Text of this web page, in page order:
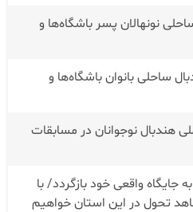
نونهالان پسر باشگاه‌ها و
ساحلی بانوان باشگاه‌ها و
هندبال نوجوانان در مسابقات
جایگاه واقعی خود بازگردد/ با
تحول در این استان خواهیم